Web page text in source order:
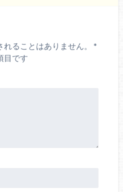
ることはありません。
*
目です